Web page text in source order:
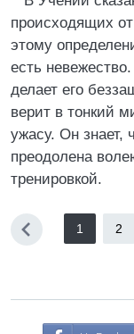
происходящих
этому
есть
делает его
верит в тонкий
ужасу. Он знает,
преодолена
тренировкой.
1 2